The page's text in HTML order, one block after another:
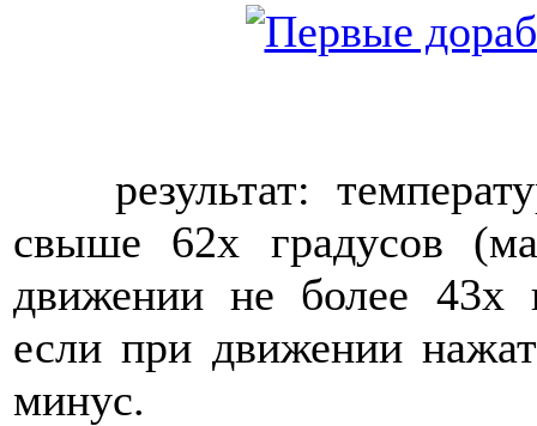
результат:
свыше 62х градусов
движении не более 43х
если при движении
минус.